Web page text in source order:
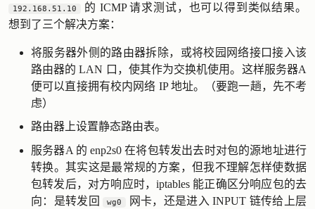
192.168.51.10
的 ICMP 请求测试，也可以得到类似结果。
想到了三个解决方案：
将服务器外侧的路由器拆除，或将校园网络接口接入该
路由器的 LAN 口，使其作为交换机使用。这样服务器A
便可以直接拥有校内网络 IP 地址。（要跑一趟，先不考
虑）
路由器上设置静态路由表。
服务器A 的 enp2s0 在将包转发出去时对包的源地址进行
转换。其实这是最常规的方案，但我不理解怎样使数据
包转发后，对方响应时，iptables 能正确区分响应包的去
向：是转发回
wg0
网卡，还是进入 INPUT 链传给上层